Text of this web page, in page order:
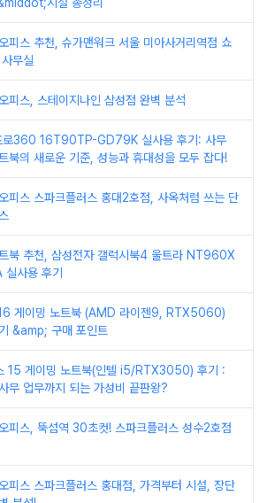
피스 추천, 슈가맨워크 서울 미아사거리역점 쇼
무실
피스, 스테이지나인 삼성점 완벽 분석
로360 16T90TP-GD79K 실사용 후기: 사무
북의 새로운 기준, 성능과 휴대성을 모두 잡다!
피스 스파크플러스 홍대2호점, 사옥처럼 쓰는 단
북 추천, 삼성전자 갤럭시북4 울트라 NT960X
사용 후기
게이밍 노트북 (AMD 라이젠9, RTX5060)
&amp; 구매 포인트
15 게이밍 노트북(인텔 i5/RTX3050) 후기 :
무 업무까지 되는 가성비 끝판왕?
피스, 뚝섬역 30초컷! 스파크플러스 성수2호점
피스 스파크플러스 홍대점, 가격부터 시설, 장단